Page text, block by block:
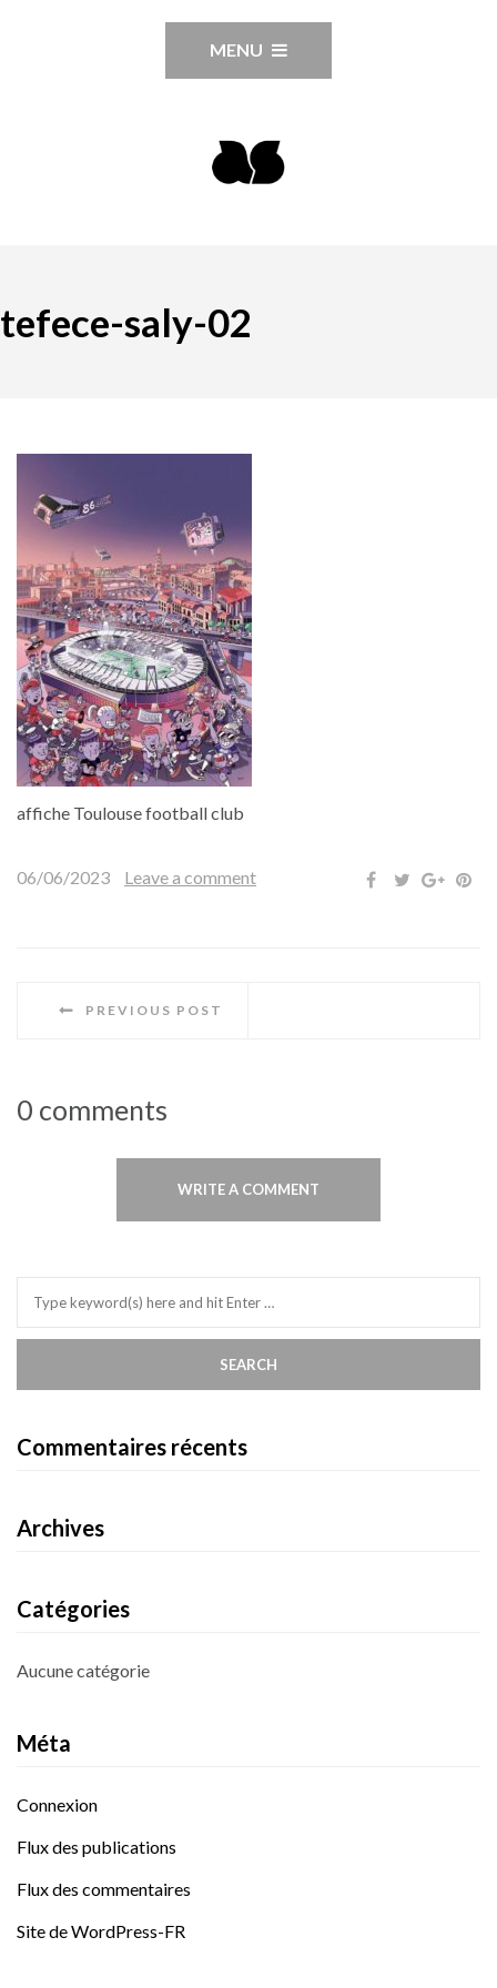
MENU
tefece-saly-02
affiche Toulouse football club
06/06/2023 Leave a comment
PREVIOUS POST
0 comments
WRITE A COMMENT
Commentaires récents
Archives
Catégories
Aucune catégorie
Méta
Connexion
Flux des publications
Flux des commentaires
Site de WordPress-FR